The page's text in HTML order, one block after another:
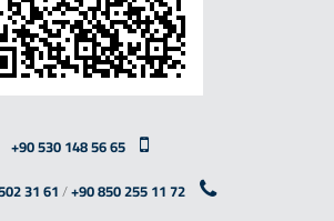
+90 530 148 56 65
31 61/+90 850 255 11 72